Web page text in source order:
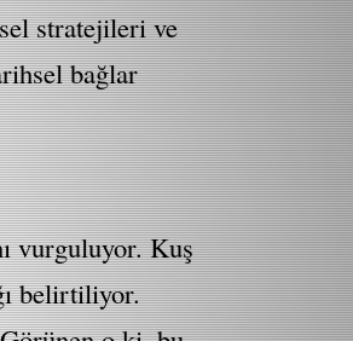
stratejileri ve
bağlar
vurguluyor. Kuş
belirtiliyor.